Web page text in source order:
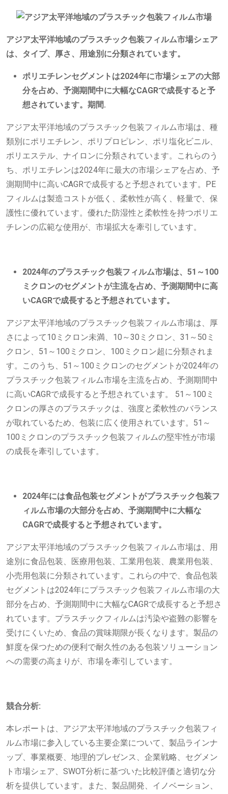
アジア太平洋地域のプラスチック包装フィルム市場シェア
は、タイプ、厚さ、用途別に分類されています。
ポリエチレンセグメントは2024年に市場シェアの大部
分を占め、予測期間中に大幅なCAGRで成長すると予
想されています。期間.
アジア太平洋地域のプラスチック包装フィルム市場は、種
類別にポリエチレン、ポリプロピレン、ポリ塩化ビニル、
ポリエステル、ナイロンに分類されています。これらのう
ち、ポリエチレンは2024年に最大の市場シェアを占め、予
測期間中に高いCAGRで成長すると予想されています。PE
フィルムは製造コストが低く、柔軟性が高く、軽量で、保
護性に優れています。優れた防湿性と柔軟性を持つポリエ
チレンの広範な使用が、市場拡大を牽引しています。
2024年のプラスチック包装フィルム市場は、51～100
ミクロンのセグメントが主流を占め、予測期間中に高
いCAGRで成長すると予想されています。
アジア太平洋地域のプラスチック包装フィルム市場は、厚
さによって10ミクロン未満、10～30ミクロン、31～50ミ
クロン、51～100ミクロン、100ミクロン超に分類されま
す。このうち、51～100ミクロンのセグメントが2024年の
プラスチック包装フィルム市場を主流を占め、予測期間中
に高いCAGRで成長すると予想されています。 51～100ミ
クロンの厚さのプラスチックは、強度と柔軟性のバランス
が取れているため、包装に広く使用されています。51～
100ミクロンのプラスチック包装フィルムの堅牢性が市場
の成長を牽引しています。
2024年には食品包装セグメントがプラスチック包装フ
ィルム市場の大部分を占め、予測期間中に大幅な
CAGRで成長すると予想されています。
アジア太平洋地域のプラスチック包装フィルム市場は、用
途別に食品包装、医療用包装、工業用包装、農業用包装、
小売用包装に分類されています。これらの中で、食品包装
セグメントは2024年にプラスチック包装フィルム市場の大
部分を占め、予測期間中に大幅なCAGRで成長すると予想さ
れています。プラスチックフィルムは汚染や盗難の影響を
受けにくいため、食品の賞味期限が長くなります。製品の
鮮度を保つための便利で耐久性のある包装ソリューション
への需要の高まりが、市場を牽引しています。
競合分析:
本レポートは、アジア太平洋地域のプラスチック包装フィ
ルム市場に参入している主要企業について、製品ラインナ
ップ、事業概要、地理的プレゼンス、企業戦略、セグメン
ト市場シェア、SWOT分析に基づいた比較評価と適切な分
析を提供しています。また、製品開発、イノベーション、